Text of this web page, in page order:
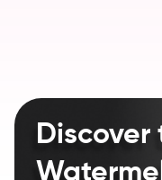
Discover